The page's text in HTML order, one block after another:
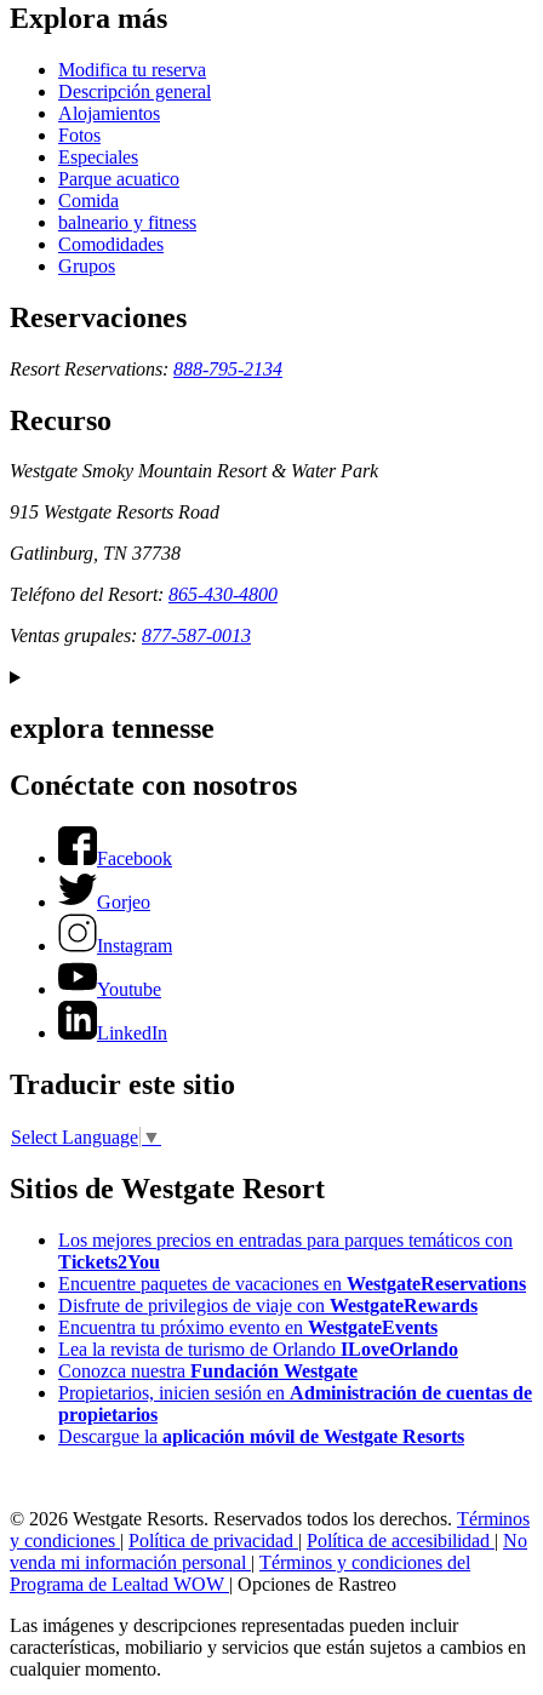
Explora más
Modifica tu reserva
Descripción general
Alojamientos
Fotos
Especiales
Parque acuatico
Comida
balneario y fitness
Comodidades
Grupos
Reservaciones
Resort Reservations: 888-795-2134
Recurso
Westgate Smoky Mountain Resort & Water Park
915 Westgate Resorts Road
Gatlinburg, TN 37738
Teléfono del Resort: 865-430-4800
Ventas grupales: 877-587-0013
explora tennesse
Conéctate con nosotros
Facebook
Gorjeo
Instagram
Youtube
LinkedIn
Traducir este sitio
Select Language ▼
Sitios de Westgate Resort
Los mejores precios en entradas para parques temáticos con
Tickets2You
Encuentre paquetes de vacaciones en WestgateReservations
Disfrute de privilegios de viaje con WestgateRewards
Encuentra tu próximo evento en WestgateEvents
Lea la revista de turismo de Orlando ILoveOrlando
Conozca nuestra Fundación Westgate
Propietarios, inicien sesión en Administración de cuentas de
propietarios
Descargue la aplicación móvil de Westgate Resorts
© 2026 Westgate Resorts. Reservados todos los derechos. Términos
y condiciones | Política de privacidad | Política de accesibilidad | No
venda mi información personal | Términos y condiciones del
Programa de Lealtad WOW | Opciones de Rastreo
Las imágenes y descripciones representadas pueden incluir
características, mobiliario y servicios que están sujetos a cambios en
cualquier momento.